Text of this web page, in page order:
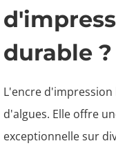
durable ?
L'encre
d'algues. Elle offre
exceptionnelle sur